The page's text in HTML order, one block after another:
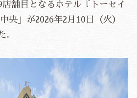
舗目となるホテル『トーセイ
央」が2026年2月10日（火）
。